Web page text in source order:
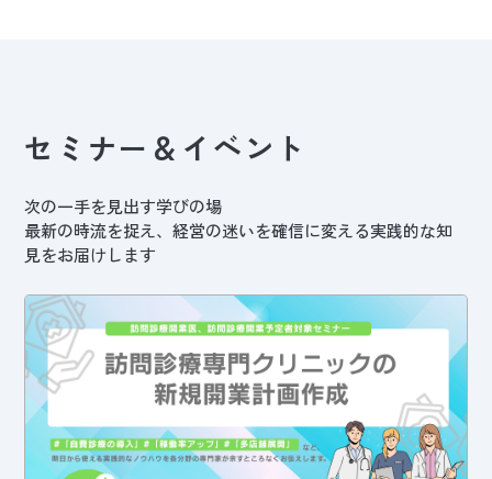
セミナー＆イベント
次の一手を見出す学びの場
最新の時流を捉え、経営の迷いを確信に変える実践的な知
見をお届けします